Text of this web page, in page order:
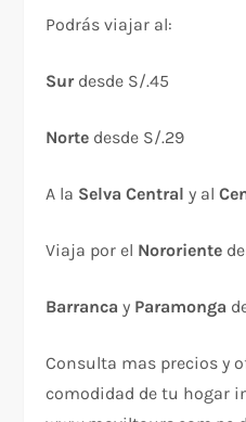
Podrás viajar al:
Surdesde S/.45
Norte desde S/.29
A la Selva Central y al
Viaja por el Nororiente
Barranca y Paramonga
Consulta mas precios y
comodidad de tu hogar